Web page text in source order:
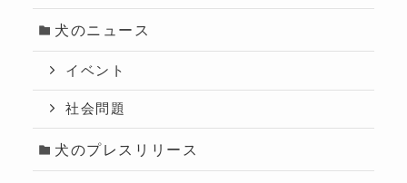
犬のニュース
イベント
社会問題
犬のプレスリリース